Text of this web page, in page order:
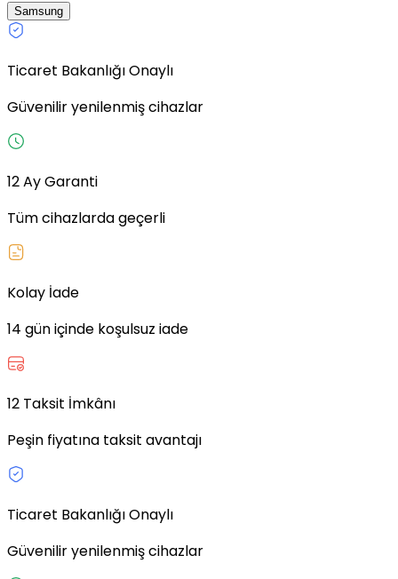
Samsung
Ticaret Bakanlığı Onaylı
Güvenilir yenilenmiş cihazlar
12 Ay Garanti
Tüm cihazlarda geçerli
Kolay İade
14 gün içinde koşulsuz iade
12 Taksit İmkânı
Peşin fiyatına taksit avantajı
Ticaret Bakanlığı Onaylı
Güvenilir yenilenmiş cihazlar